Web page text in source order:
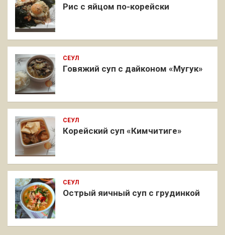
Рис с яйцом по-корейски
СЕУЛ
Говяжий суп с дайконом «Мугук»
СЕУЛ
Корейский суп «Кимчитиге»
СЕУЛ
Острый яичный суп с грудинкой